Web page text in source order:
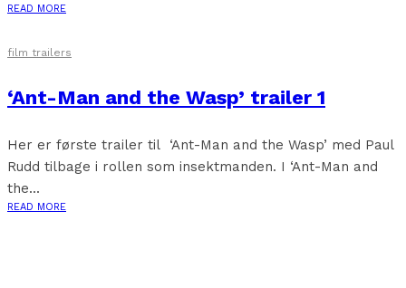
READ MORE
film trailers
‘Ant-Man and the Wasp’ trailer 1
Her er første trailer til ‘Ant-Man and the Wasp’ med Paul
Rudd tilbage i rollen som insektmanden. I ‘Ant-Man and
the...
READ MORE